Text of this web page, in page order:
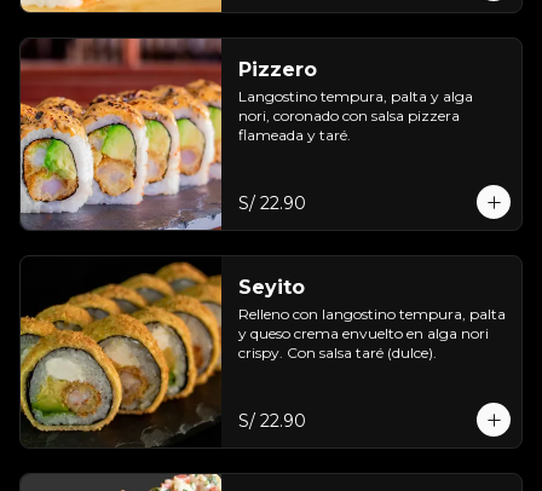
Pizzero
Langostino tempura, palta y alga
nori, coronado con salsa pizzera
flameada y taré.
S/ 22.90
Seyito
Relleno con langostino tempura, palta
y queso crema envuelto en alga nori
crispy. Con salsa taré (dulce).
S/ 22.90